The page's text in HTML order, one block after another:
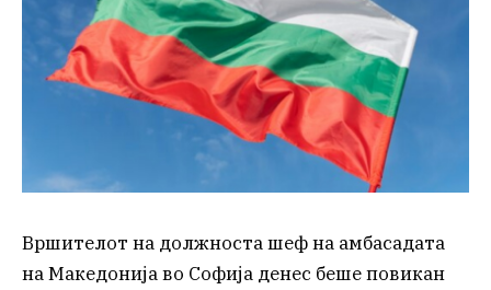
Вршителот на должноста шеф на амбасадата
на Македонија во Софија денес беше повикан